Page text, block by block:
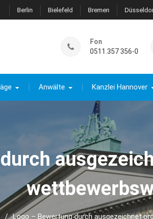
Berlin Bielefeld Bremen
Fon
0511.357 356-0
Anwälte Kanzlei Hannover
Logo – Bewertung durch